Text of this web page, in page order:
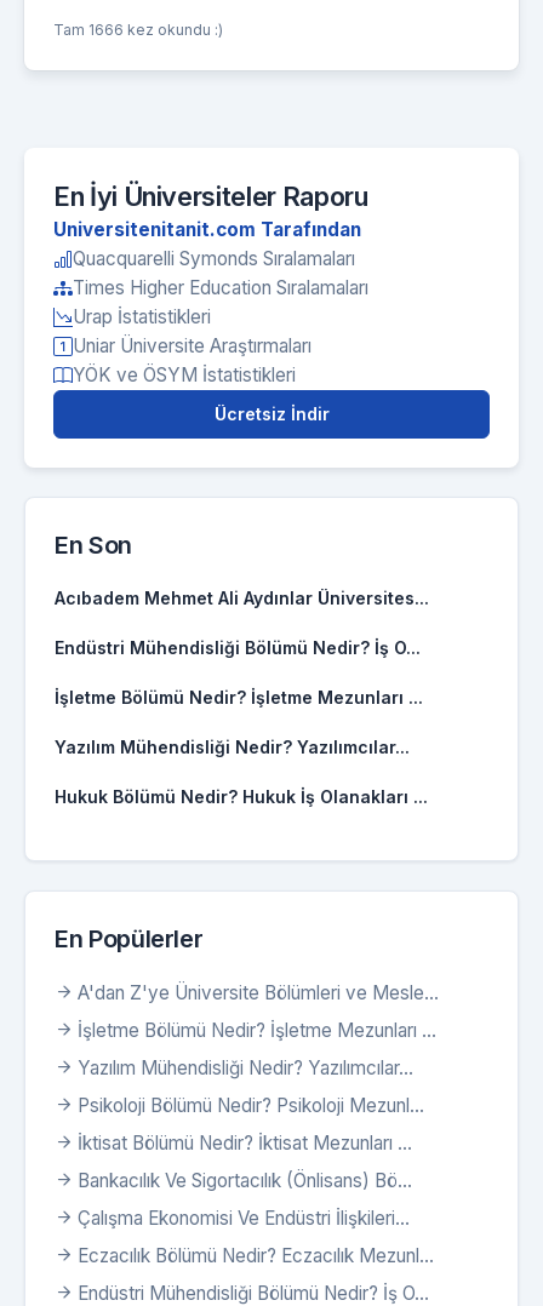
Tam 1666 kez okundu :)
En İyi Üniversiteler Raporu
Universitenitanit.com Tarafından
Quacquarelli Symonds Sıralamaları
Times Higher Education Sıralamaları
Urap İstatistikleri
Uniar Üniversite Araştırmaları
YÖK ve ÖSYM İstatistikleri
Ücretsiz İndir
En Son
Acıbadem Mehmet Ali Aydınlar Üniversites...
Endüstri Mühendisliği Bölümü Nedir? İş O...
İşletme Bölümü Nedir? İşletme Mezunları ...
Yazılım Mühendisliği Nedir? Yazılımcılar...
Hukuk Bölümü Nedir? Hukuk İş Olanakları ...
En Popülerler
A'dan Z'ye Üniversite Bölümleri ve Mesle...
İşletme Bölümü Nedir? İşletme Mezunları ...
Yazılım Mühendisliği Nedir? Yazılımcılar...
Psikoloji Bölümü Nedir? Psikoloji Mezunl...
İktisat Bölümü Nedir? İktisat Mezunları ...
Bankacılık Ve Sigortacılık (Önlisans) Bö...
Çalışma Ekonomisi Ve Endüstri İlişkileri...
Eczacılık Bölümü Nedir? Eczacılık Mezunl...
Endüstri Mühendisliği Bölümü Nedir? İş O...